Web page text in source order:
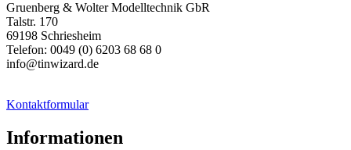
Gruenberg & Wolter Modelltechnik GbR
Talstr. 170
69198 Schriesheim
Telefon: 0049 (0) 6203 68 68 0
info@tinwizard.de
Kontaktformular
Informationen